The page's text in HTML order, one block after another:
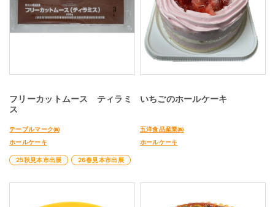
フリーカットムース ティラミ
ス
テーブルマーク㈱
ホールケーキ
25秋見本市出展 26春見本市出展
いちごのホールケーキ
五洋食品産業㈱
ホールケーキ